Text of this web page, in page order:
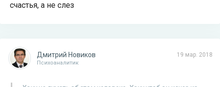
счастья, а не слез
19 мар. 2018
Дмитрий Новиков
Психоаналитик